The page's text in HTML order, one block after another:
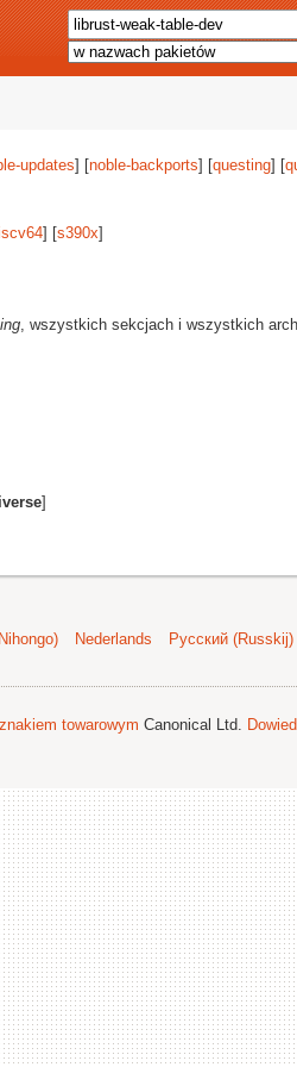
updates] [noble-backports] [questing] [
] [s390x]
, wszystkich sekcjach i wszystkich
]
Nederlands Русский (Russkij)
znakiem towarowym Canonical Ltd.